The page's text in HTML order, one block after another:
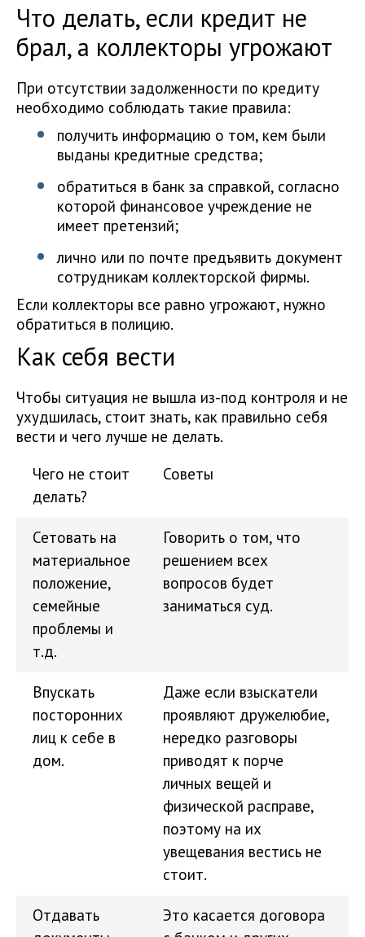
Что делать, если кредит не
брал, а коллекторы угрожают
При отсутствии задолженности по кредиту
необходимо соблюдать такие правила:
получить информацию о том, кем были
выданы кредитные средства;
обратиться в банк за справкой, согласно
которой финансовое учреждение не
имеет претензий;
лично или по почте предъявить документ
сотрудникам коллекторской фирмы.
Если коллекторы все равно угрожают, нужно
обратиться в полицию.
Как себя вести
Чтобы ситуация не вышла из-под контроля и не
ухудшилась, стоит знать, как правильно себя
вести и чего лучше не делать.
Чего не стоит
делать?
Советы
Сетовать на
материальное
положение,
семейные
проблемы и
т.д.
Говорить о том, что
решением всех
вопросов будет
заниматься суд.
Впускать
посторонних
лиц к себе в
дом.
Даже если взыскатели
проявляют дружелюбие,
нередко разговоры
приводят к порче
личных вещей и
физической расправе,
поэтому на их
увещевания вестись не
стоит.
Отдавать
Это касается договора